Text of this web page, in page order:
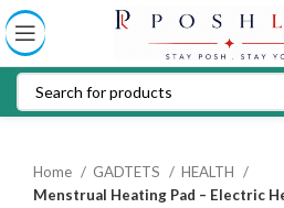
Home GADTETS
HEALTH
Menstrual Heating Pad – Electric